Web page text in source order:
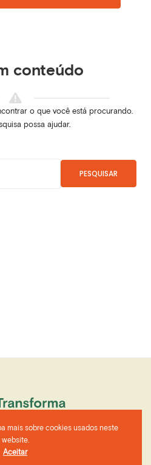
conteúdo
o que você está procurando.
possa ajudar.
PESQUISAR
mais sobre cookies usados neste
website.
Aceitar